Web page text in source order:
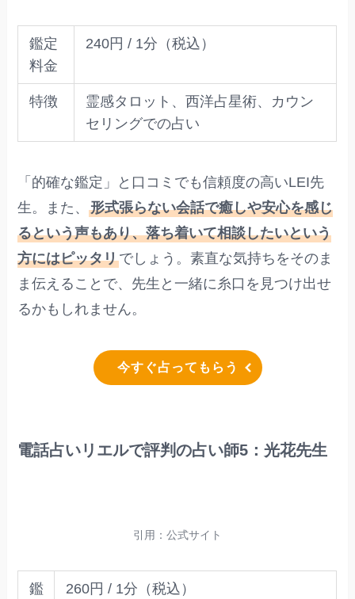
鑑定
料金
240円 / 1分（税込）
特徴
霊感タロット、西洋占星術、カウン
セリングでの占い
「的確な鑑定」と口コミでも信頼度の高いLEI先
生。また、形式張らない会話で癒しや安心を感じ
るという声もあり、落ち着いて相談したいという
方にはピッタリでしょう。素直な気持ちをそのま
ま伝えることで、先生と一緒に糸口を見つけ出せ
るかもしれません。
今すぐ占ってもらう
電話占いリエルで評判の占い師5：光花先生
引用：公式サイト
鑑
260円 / 1分（税込）